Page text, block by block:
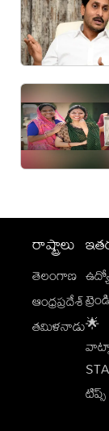
రాష్ట్రాలు
తెలంగాణ
ఆంధ్రప్రదేశ్
తమిళనాడు🌟
టిప్స్